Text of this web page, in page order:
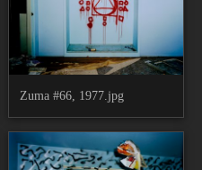
Zuma #66, 1977.jpg